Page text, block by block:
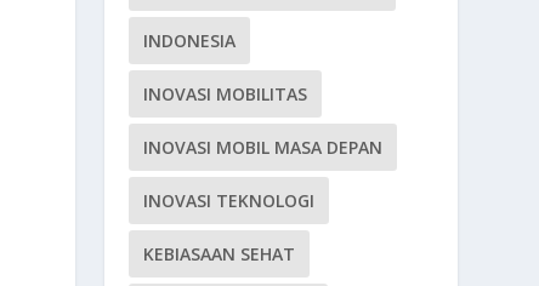
INDONESIA
INOVASI MOBILITAS
INOVASI MOBIL MASA DEPAN
INOVASI TEKNOLOGI
KEBIASAAN SEHAT